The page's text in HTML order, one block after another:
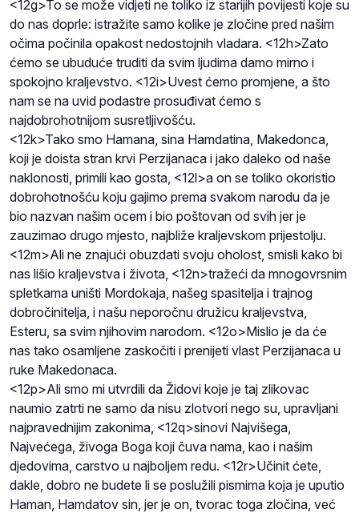
<12g>To se može vidjeti ne toliko iz starijih povijesti koje su
do nas doprle: istražite samo kolike je zločine pred našim
očima počinila opakost nedostojnih vladara. <12h>Zato
ćemo se ubuduće truditi da svim ljudima damo mirno i
spokojno kraljevstvo. <12i>Uvest ćemo promjene, a što
nam se na uvid podastre prosuđivat ćemo s
najdobrohotnijom susretljivošću.
<12k>Tako smo Hamana, sina Hamdatina, Makedonca,
koji je doista stran krvi Perzijanaca i jako daleko od naše
naklonosti, primili kao gosta, <12l>a on se toliko okoristio
dobrohotnošću koju gajimo prema svakom narodu da je
bio nazvan našim ocem i bio poštovan od svih jer je
zauzimao drugo mjesto, najbliže kraljevskom prijestolju.
<12m>Ali ne znajući obuzdati svoju oholost, smisli kako bi
nas lišio kraljevstva i života, <12n>tražeći da mnogovrsnim
spletkama uništi Mordokaja, našeg spasitelja i trajnog
dobročinitelja, i našu neporočnu družicu kraljevstva,
Esteru, sa svim njihovim narodom. <12o>Mislio je da će
nas tako osamljene zaskočiti i prenijeti vlast Perzijanaca u
ruke Makedonaca.
<12p>Ali smo mi utvrdili da Židovi koje je taj zlikovac
naumio zatrti ne samo da nisu zlotvori nego su, upravljani
najpravednijim zakonima, <12q>sinovi Najvišega,
Najvećega, živoga Boga koji čuva nama, kao i našim
djedovima, carstvo u najboljem redu. <12r>Učinit ćete,
dakle, dobro ne budete li se poslužili pismima koja je uputio
Haman, Hamdatov sin, jer je on, tvorac toga zločina, već